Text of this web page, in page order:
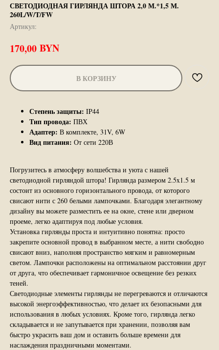
СВЕТОДИОДНАЯ ГИРЛЯНДА ШТОРА 2,0 М.*1,5 М.
260L/W/T/FW
Артикул:
170,00 BYN
В КОРЗИНУ
Степень защиты: IP44
Тип провода: ПВХ
Адаптер: В комплекте, 31V, 6W
Вид питания: От сети 220В
Погрузитесь в атмосферу волшебства и уюта с нашей
светодиодной гирляндой штора! Гирлянда размером 2.5x1.5 м
состоит из основного горизонтального провода, от которого
свисают нити с 260 белыми лампочками. Благодаря элегантному
дизайну вы можете разместить ее на окне, стене или дверном
проеме, легко адаптируя под любые условия.
Установка гирлянды проста и интуитивно понятна: просто
закрепите основной провод в выбранном месте, а нити свободно
свисают вниз, наполняя пространство мягким и равномерным
светом. Лампочки расположены на оптимальном расстоянии друг
от друга, что обеспечивает гармоничное освещение без резких
теней.
Светодиодные элементы гирлянды не перегреваются и отличаются
высокой энергоэффективностью, что делает их безопасными для
использования в любых условиях. Кроме того, гирлянда легко
складывается и не запутывается при хранении, позволяя вам
быстро украсить ваш дом и оставить больше времени для
наслаждения праздничными моментами.